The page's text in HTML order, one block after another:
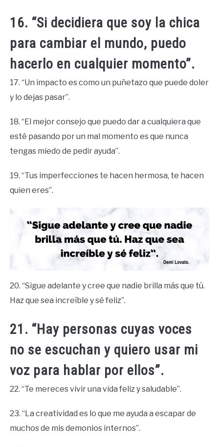
16. “Si decidiera que soy la chica
para cambiar el mundo, puedo
hacerlo en cualquier momento”.
17. “Un impacto es como un puñetazo que puede doler
y lo dejas pasar”.
18. “El mejor consejo que puedo dar a cualquiera que
esté pasando por un mal momento es que nunca
tengas miedo de pedir ayuda”.
19. “Tus imperfecciones te hacen hermosa, te hacen
quien eres”.
20. “Sigue adelante y cree que nadie brilla más que tú.
Haz que sea increíble y sé feliz”.
21. “Hay personas cuyas voces
no se escuchan y quiero usar mi
voz para hablar por ellos”.
22. “Te mereces vivir una vida feliz y saludable”.
23. “La creatividad es lo que me ayuda a escapar de
muchos de mis demonios internos”.